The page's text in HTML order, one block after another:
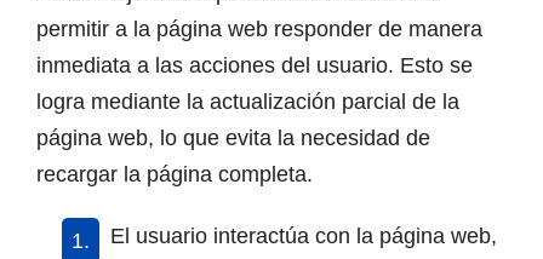
permitir a la página web responder de manera
inmediata a las acciones del usuario. Esto se
logra mediante la actualización parcial de la
página web, lo que evita la necesidad de
recargar la página completa.
El usuario interactúa con la página web,